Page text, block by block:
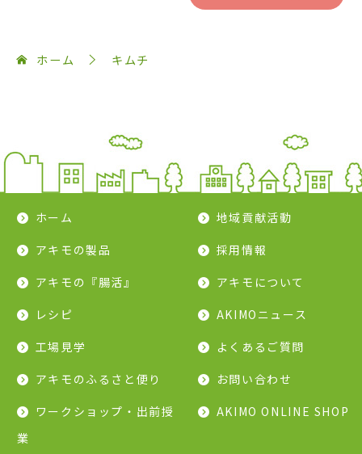
ホーム キムチ
ホーム
アキモの製品
アキモの『腸活』
レシピ
工場見学
アキモのふるさと便り
ワークショップ・出前授
業
地域貢献活動
採用情報
アキモについて
AKIMOニュース
よくあるご質問
お問い合わせ
AKIMO ONLINE SHOP